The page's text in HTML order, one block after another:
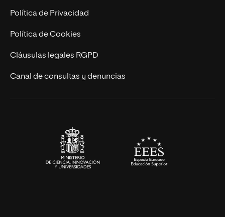
Postgrados
Cursos Universitarios
Trabaja en UNIR
Actualidad
UNIR Revista
Eventos
Política de Privacidad
Política de Cookies
Cláusulas legales RGPD
Canal de consultas y denuncias